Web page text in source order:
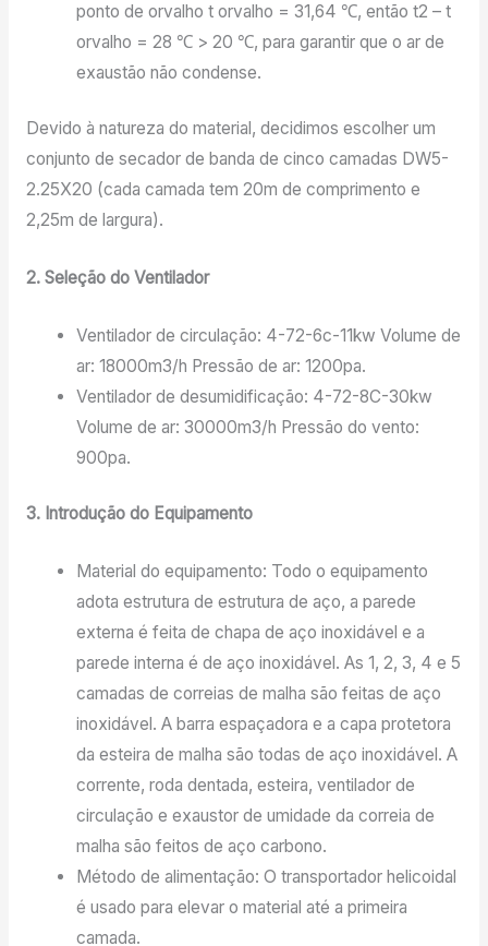
ponto de orvalho t orvalho = 31,64 ℃, então t2 – t
orvalho = 28 ℃ > 20 ℃, para garantir que o ar de
exaustão não condense.
Devido à natureza do material, decidimos escolher um
conjunto de secador de banda de cinco camadas DW5-
2.25X20 (cada camada tem 20m de comprimento e
2,25m de largura).
2. Seleção do Ventilador
Ventilador de circulação: 4-72-6c-11kw Volume de
ar: 18000m3/h Pressão de ar: 1200pa.
Ventilador de desumidificação: 4-72-8C-30kw
Volume de ar: 30000m3/h Pressão do vento:
900pa.
3. Introdução do Equipamento
Material do equipamento: Todo o equipamento
adota estrutura de estrutura de aço, a parede
externa é feita de chapa de aço inoxidável e a
parede interna é de aço inoxidável. As 1, 2, 3, 4 e 5
camadas de correias de malha são feitas de aço
inoxidável. A barra espaçadora e a capa protetora
da esteira de malha são todas de aço inoxidável. A
corrente, roda dentada, esteira, ventilador de
circulação e exaustor de umidade da correia de
malha são feitos de aço carbono.
Método de alimentação: O transportador helicoidal
é usado para elevar o material até a primeira
camada.